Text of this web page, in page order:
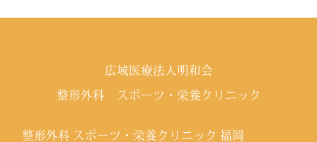
広域医療法人明和会
整形外科 スポーツ・栄養クリニック
整形外科 スポーツ・栄養クリニック 福岡